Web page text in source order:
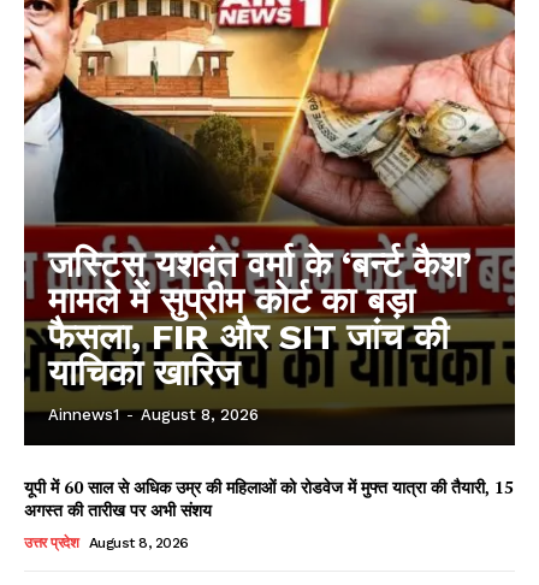
जस्टिस यशवंत वर्मा के ‘बर्न्ट कैश’
मामले में सुप्रीम कोर्ट का बड़ा
फैसला, FIR और SIT जांच की
याचिका खारिज
Ainnews1 - August 8, 2026
यूपी में 60 साल से अधिक उम्र की महिलाओं को रोडवेज में मुफ्त यात्रा की तैयारी, 15
अगस्त की तारीख पर अभी संशय
उत्तर प्रदेश August 8, 2026